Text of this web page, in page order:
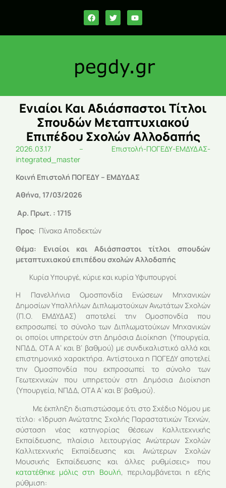
Ενιαίοι Και Αδιάσπαστοι Τίτλοι
Σπουδών Μεταπτυχιακού
Επιπέδου Σχολών Αλλοδαπής
2026.03.17 – Επιστολή-ΠΟΓΕΔΥ-ΕΜΔΥΔΑΣ-
integrated_master
Κοινή Επιστολή ΠΟΓΕΔΥ – ΕΜΔΥΔΑΣ
Αθήνα, 17/03/2026
Αρ. Πρωτ. : 1715
Προς: Πίνακα Αποδεκτών
Θέμα: Ενιαίοι και Αδιάσπαστοι τίτλοι σπουδών
μεταπτυχιακού επιπέδου σχολών Αλλοδαπής
Κυρία Υπουργέ, κύριε και κυρία Υφυπουργοί
Η Πανελλήνια Ομοσπονδία Ενώσεων Μηχανικών
Δημοσίων Υπαλλήλων Διπλωματούχων Ανωτάτων Σχολών
(Π.Ο. ΕΜΔΥΔΑΣ) αποτελεί την Ομοσπονδία που
εκπροσωπεί το σύνολο των Διπλωματούχων Μηχανικών
οι οποίοι υπηρετούν στη Δημόσια Διοίκηση (Υπουργεία,
ΝΠΔΔ, ΟΤΑ Α’ και Β’ βαθμού) με συνδικαλιστικό αλλά και
επιστημονικό χαρακτήρα. Αντίστοιχα η ΠΟΓΕΔΥ αποτελεί
την Ομοσπονδία που εκπροσωπεί το σύνολο των
Γεωτεχνικών που υπηρετούν στη Δημόσια Διοίκηση
(Υπουργεία, ΝΠΔΔ, ΟΤΑ Α’ και Β’ βαθμού).
Με έκπληξη διαπιστώσαμε ότι στο Σχέδιο Νόμου με
τίτλο: «Ίδρυση Ανώτατης Σχολής Παραστατικών Τεχνών,
σύσταση νέας κατηγορίας θέσεων Καλλιτεχνικής
Εκπαίδευσης, πλαίσιο λειτουργίας Ανώτερων Σχολών
Καλλιτεχνικής Εκπαίδευσης και Ανώτερων Σχολών
Μουσικής Εκπαίδευσης και άλλες ρυθμίσεις» που
κατατέθηκε μόλις στη Βουλή, περιλαμβάνεται η εξής
ρύθμιση: